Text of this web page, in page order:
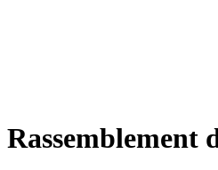
Rassemblement